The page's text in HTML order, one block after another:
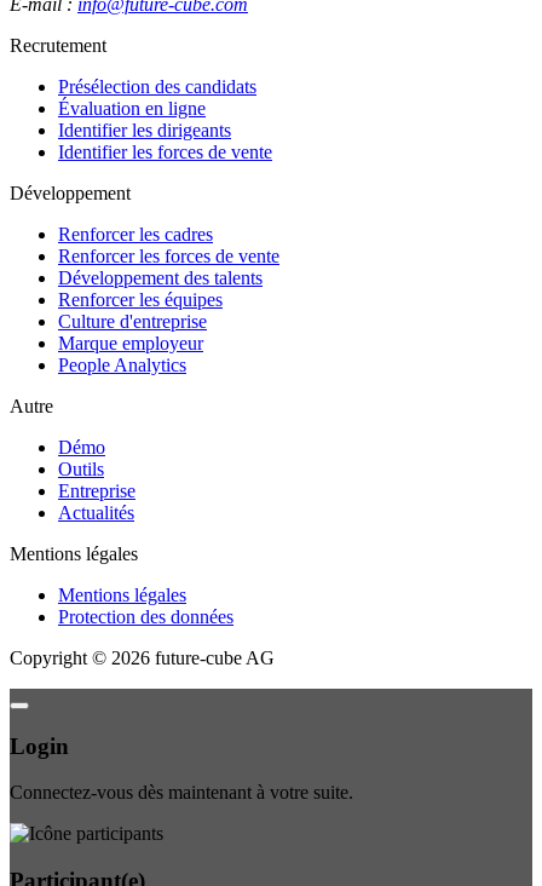
E-mail : info@future-cube.com
Recrutement
Présélection des candidats
Évaluation en ligne
Identifier les dirigeants
Identifier les forces de vente
Développement
Renforcer les cadres
Renforcer les forces de vente
Développement des talents
Renforcer les équipes
Culture d'entreprise
Marque employeur
People Analytics
Autre
Démo
Outils
Entreprise
Actualités
Mentions légales
Mentions légales
Protection des données
Copyright © 2026 future-cube AG
Login
Connectez-vous dès maintenant à votre suite.
Participant(e)